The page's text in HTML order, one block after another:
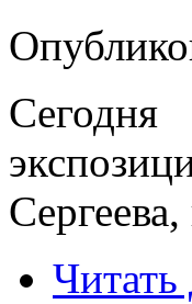
Сегодня
Читать